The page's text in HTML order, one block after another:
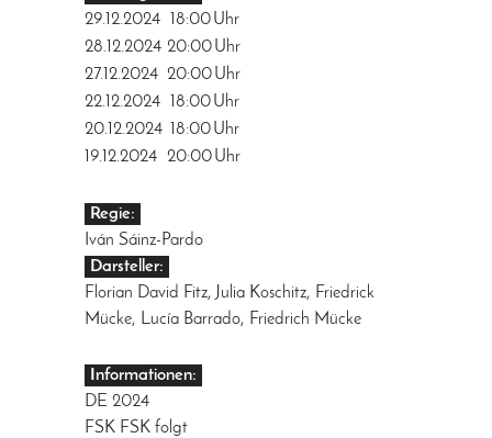
29.12.2024
18:00Uhr
28.12.2024 20:00Uhr
27.12.2024 20:00Uhr
22.12.2024
18:00Uhr
20.12.2024
18:00Uhr
19.12.2024 20:00Uhr
Regie:
Iván Sáinz-Pardo
Darsteller:
Florian David Fitz, Julia Koschitz, Friedrick
Mücke, Lucía Barrado, Friedrich Mücke
Informationen:
DE 2024
FSK FSK folgt